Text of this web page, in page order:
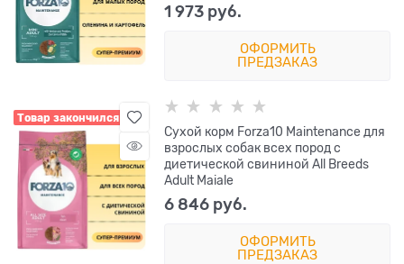
1 973 руб.
ОФОРМИТЬ
ПРЕДЗАКАЗ
Товар закончился
Сухой корм Forza10 Maintenance для
взрослых собак всех пород с
диетической свининой All Breeds
Adult Maiale
6 846 руб.
ОФОРМИТЬ
ПРЕДЗАКАЗ